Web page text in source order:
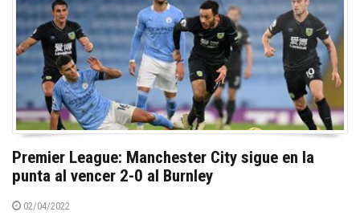
Premier League: Manchester City sigue en la
punta al vencer 2-0 al Burnley
02/04/2022